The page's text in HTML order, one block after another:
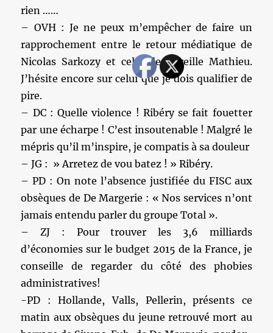
rien ……
– OVH : Je ne peux m’empêcher de faire un
rapprochement entre le retour médiatique de
Nicolas Sarkozy et celui de Mireille Mathieu.
J’hésite encore sur celui que je dois qualifier de
pire.
– DC : Quelle violence ! Ribéry se fait fouetter
par une écharpe ! C’est insoutenable ! Malgré le
mépris qu’il m’inspire, je compatis à sa douleur
– JG : » Arretez de vou batez ! » Ribéry.
– PD : On note l’absence justifiée du FISC aux
obsèques de De Margerie : « Nos services n’ont
jamais entendu parler du groupe Total ».
– ZJ : Pour trouver les 3,6 milliards
d’économies sur le budget 2015 de la France, je
conseille de regarder du côté des phobies
administratives!
-PD : Hollande, Valls, Pellerin, présents ce
matin aux obsèques du jeune retrouvé mort au